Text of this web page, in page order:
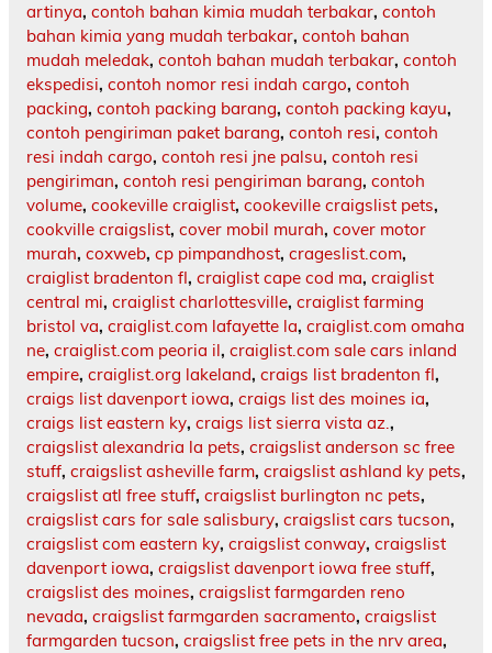
artinya, contoh bahan kimia mudah terbakar, contoh
bahan kimia yang mudah terbakar, contoh bahan
mudah meledak, contoh bahan mudah terbakar, contoh
ekspedisi, contoh nomor resi indah cargo, contoh
packing, contoh packing barang, contoh packing kayu,
contoh pengiriman paket barang, contoh resi, contoh
resi indah cargo, contoh resi jne palsu, contoh resi
pengiriman, contoh resi pengiriman barang, contoh
volume, cookeville craiglist, cookeville craigslist pets,
cookville craigslist, cover mobil murah, cover motor
murah, coxweb, cp pimpandhost, crageslist.com,
craiglist bradenton fl, craiglist cape cod ma, craiglist
central mi, craiglist charlottesville, craiglist farming
bristol va, craiglist.com lafayette la, craiglist.com omaha
ne, craiglist.com peoria il, craiglist.com sale cars inland
empire, craiglist.org lakeland, craigs list bradenton fl,
craigs list davenport iowa, craigs list des moines ia,
craigs list eastern ky, craigs list sierra vista az.,
craigslist alexandria la pets, craigslist anderson sc free
stuff, craigslist asheville farm, craigslist ashland ky pets,
craigslist atl free stuff, craigslist burlington nc pets,
craigslist cars for sale salisbury, craigslist cars tucson,
craigslist com eastern ky, craigslist conway, craigslist
davenport iowa, craigslist davenport iowa free stuff,
craigslist des moines, craigslist farmgarden reno
nevada, craigslist farmgarden sacramento, craigslist
farmgarden tucson, craigslist free pets in the nrv area,